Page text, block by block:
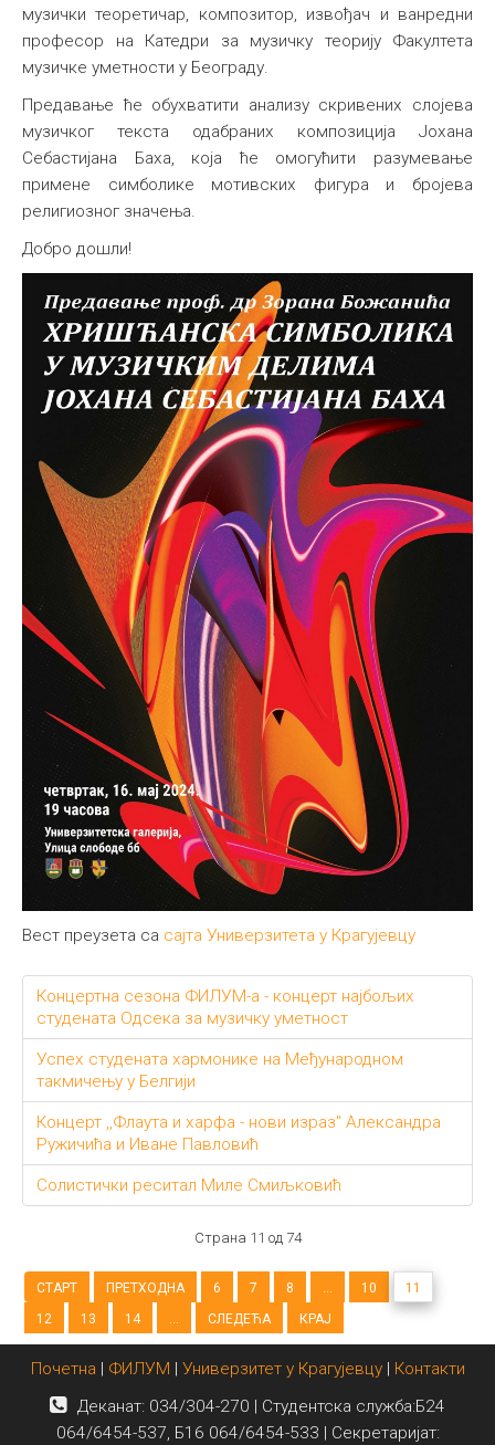
музички теоретичар, композитор, извођач и ванредни
професор на Катедри за музичку теорију Факултета
музичке уметности у Београду.
Предавање ће обухватити анализу скривених слојева
музичког текста одабраних композиција Јохана
Себастијана Баха, која ће омогућити разумевање
примене симболике мотивских фигура и бројева
религиозног значења.
Добро дошли!
Вест преузета са сајта Универзитета у Крагујевцу
Концертна сезона ФИЛУМ-а - концерт најбољих
студената Одсека за музичку уметност
Успех студената хармонике на Међународном
такмичењу у Белгији
Концерт ,,Флаута и харфа - нови израз" Александра
Ружичића и Иване Павловић
Солистички реситал Миле Смиљковић
Страна 11 од 74
СТАРТ ПРЕТХОДНА 6 7 8 ... 10
11
12
13 14 ... СЛЕДЕЋА КРАЈ
Почетна | ФИЛУМ | Универзитет у Крагујевцу| Контакти
Деканат: 034/304-270 | Студентска служба:Б24
064/6454-537, Б16 064/6454-533 | Секретаријат: